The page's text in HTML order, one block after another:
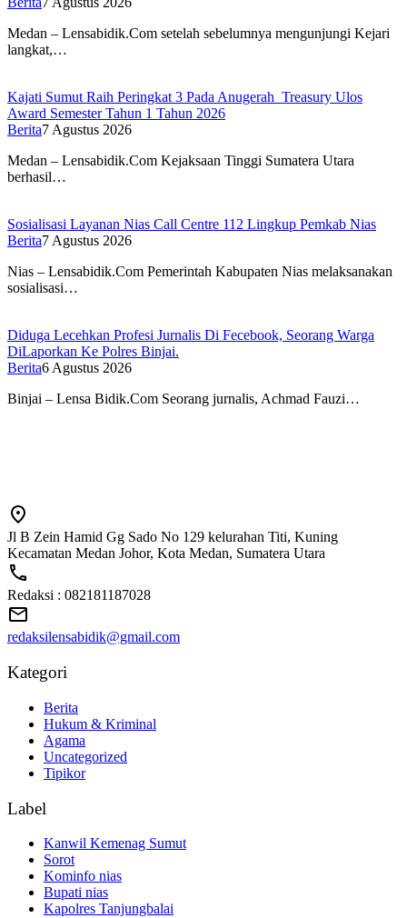
Medan – Lensabidik.Com setelah sebelumnya mengunjungi Kejari
langkat,…
Kajati Sumut Raih Peringkat 3 Pada Anugerah Treasury Ulos
Award Semester Tahun 1 Tahun 2026
Berita7 Agustus 2026
Medan – Lensabidik.Com Kejaksaan Tinggi Sumatera Utara
berhasil…
Sosialisasi Layanan Nias Call Centre 112 Lingkup Pemkab Nias
Berita7 Agustus 2026
Nias – Lensabidik.Com Pemerintah Kabupaten Nias melaksanakan
sosialisasi…
Diduga Lecehkan Profesi Jurnalis Di Fecebook, Seorang Warga
DiLaporkan Ke Polres Binjai.
Berita6 Agustus 2026
Binjai – Lensa Bidik.Com Seorang jurnalis, Achmad Fauzi…
Jl B Zein Hamid Gg Sado No 129 kelurahan Titi, Kuning
Kecamatan Medan Johor, Kota Medan, Sumatera Utara
Redaksi : 082181187028
redaksilensabidik@gmail.com
Kategori
Berita
Hukum & Kriminal
Agama
Uncategorized
Tipikor
Label
Kanwil Kemenag Sumut
Sorot
Kominfo nias
Bupati nias
Kapolres Tanjungbalai